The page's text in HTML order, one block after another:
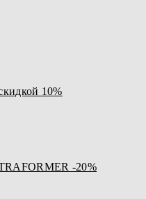
10%
-20%